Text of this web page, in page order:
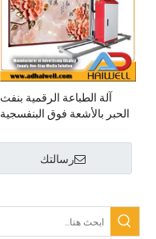
آلة الطباعة الرقمية بنفث
الحبر بالأشعة فوق البنفسجية
رسالتك